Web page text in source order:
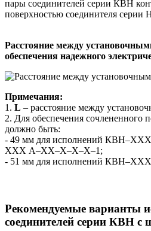
пары соединителей серии КВН
поверхностью соединителя серии
Расстояние между
обеспечения надежного
Примечания:
1. L – расстояние между
2. Для обеспечения сочлененного
должно быть:
- 49 мм для исполнений
ХХХ А–ХХ–Х–Х–Х–1;
- 51 мм для исполнений
Рекомендуемые варианты
соединителей серии КВН с